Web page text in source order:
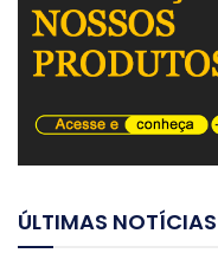
ÚLTIMAS NOTÍCIAS